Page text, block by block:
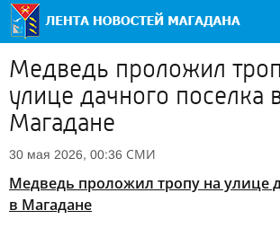
Медведь проложил
улице дачного поселка
Магадане
30 мая 2026, 00:36 СМИ
Медведь проложил тропу на улице
в Магадане